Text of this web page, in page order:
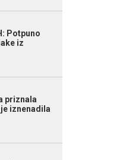
Potpuno
iz
priznala
iznenadila